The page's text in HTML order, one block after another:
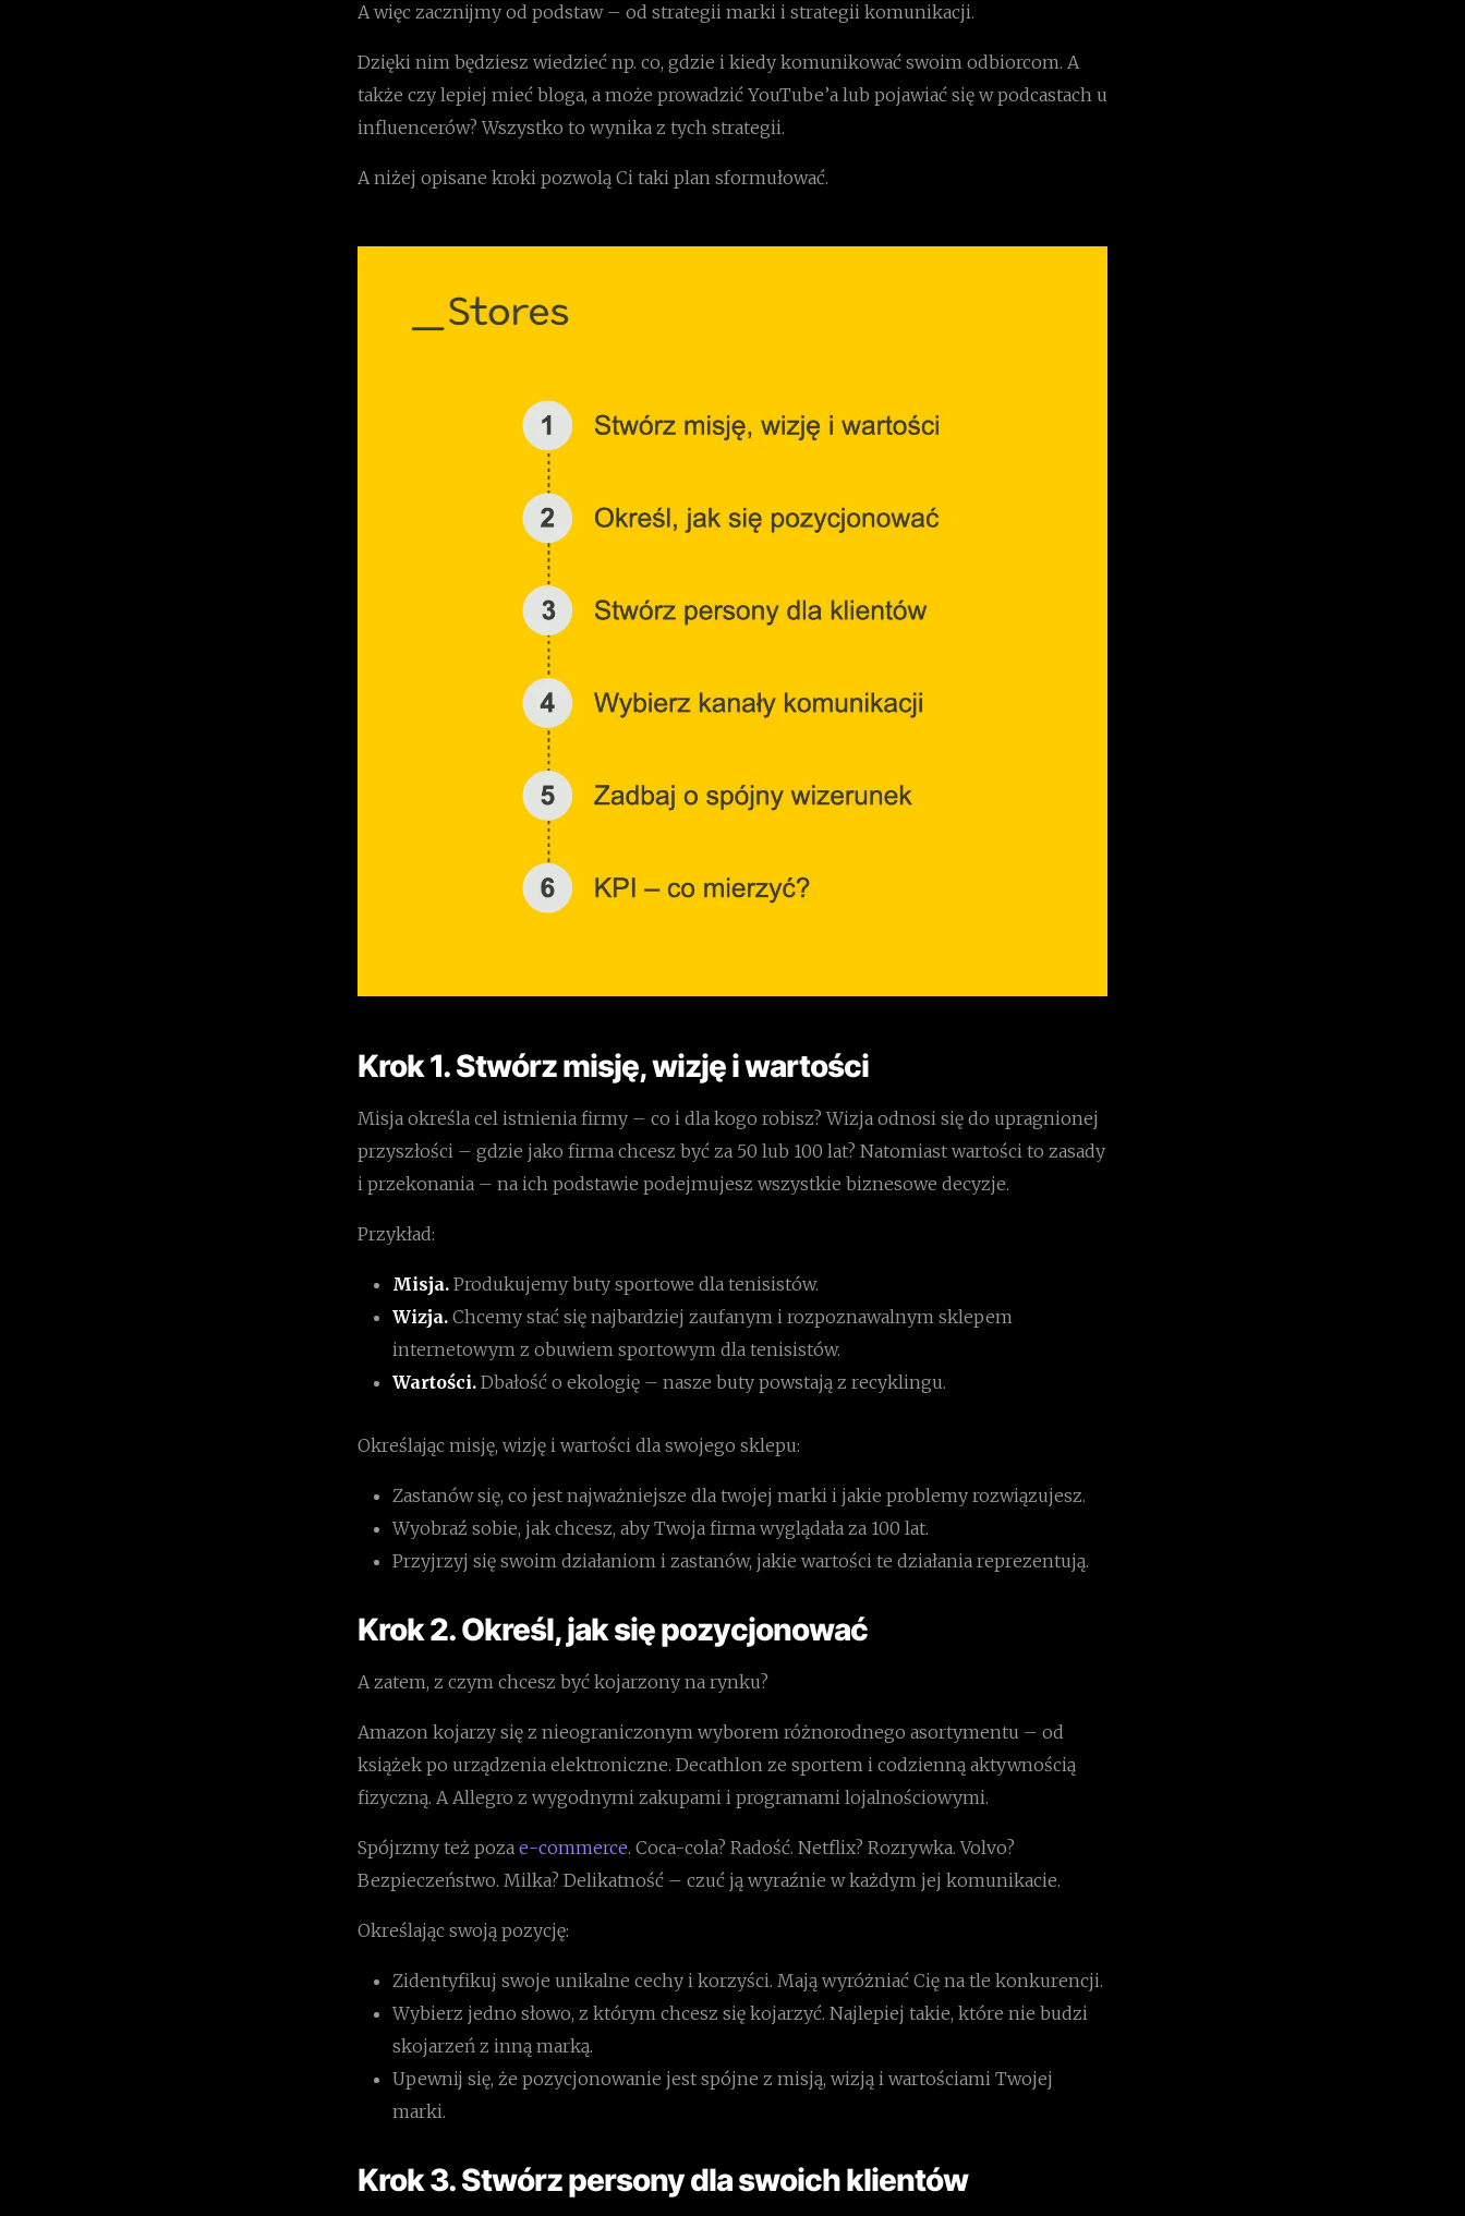
A więc zacznijmy od podstaw – od strategii marki i strategii komunikacji.
Dzięki nim będziesz wiedzieć np. co, gdzie i kiedy komunikować swoim odbiorcom. A
także czy lepiej mieć bloga, a może prowadzić YouTube’a lub pojawiać się w podcastach u
influencerów? Wszystko to wynika z tych strategii.
A niżej opisane kroki pozwolą Ci taki plan sformułować.
Krok 1. Stwórz misję, wizję i wartości
Misja określa cel istnienia firmy – co i dla kogo robisz? Wizja odnosi się do upragnionej
przyszłości – gdzie jako firma chcesz być za 50 lub 100 lat? Natomiast wartości to zasady
i przekonania – na ich podstawie podejmujesz wszystkie biznesowe decyzje.
Przykład:
Misja. Produkujemy buty sportowe dla tenisistów.
Wizja. Chcemy stać się najbardziej zaufanym i rozpoznawalnym sklepem
internetowym z obuwiem sportowym dla tenisistów.
Wartości. Dbałość o ekologię – nasze buty powstają z recyklingu.
Określając misję, wizję i wartości dla swojego sklepu:
Zastanów się, co jest najważniejsze dla twojej marki i jakie problemy rozwiązujesz.
Wyobraź sobie, jak chcesz, aby Twoja firma wyglądała za 100 lat.
Przyjrzyj się swoim działaniom i zastanów, jakie wartości te działania reprezentują.
Krok 2. Określ, jak się pozycjonować
A zatem, z czym chcesz być kojarzony na rynku?
Amazon kojarzy się z nieograniczonym wyborem różnorodnego asortymentu – od
książek po urządzenia elektroniczne. Decathlon ze sportem i codzienną aktywnością
fizyczną. A Allegro z wygodnymi zakupami i programami lojalnościowymi.
Spójrzmy też poza e-commerce. Coca-cola? Radość. Netflix? Rozrywka. Volvo?
Bezpieczeństwo. Milka? Delikatność – czuć ją wyraźnie w każdym jej komunikacie.
Określając swoją pozycję:
Zidentyfikuj swoje unikalne cechy i korzyści. Mają wyróżniać Cię na tle konkurencji.
Wybierz jedno słowo, z którym chcesz się kojarzyć. Najlepiej takie, które nie budzi
skojarzeń z inną marką.
Upewnij się, że pozycjonowanie jest spójne z misją, wizją i wartościami Twojej
marki.
Krok 3. Stwórz persony dla swoich klientów